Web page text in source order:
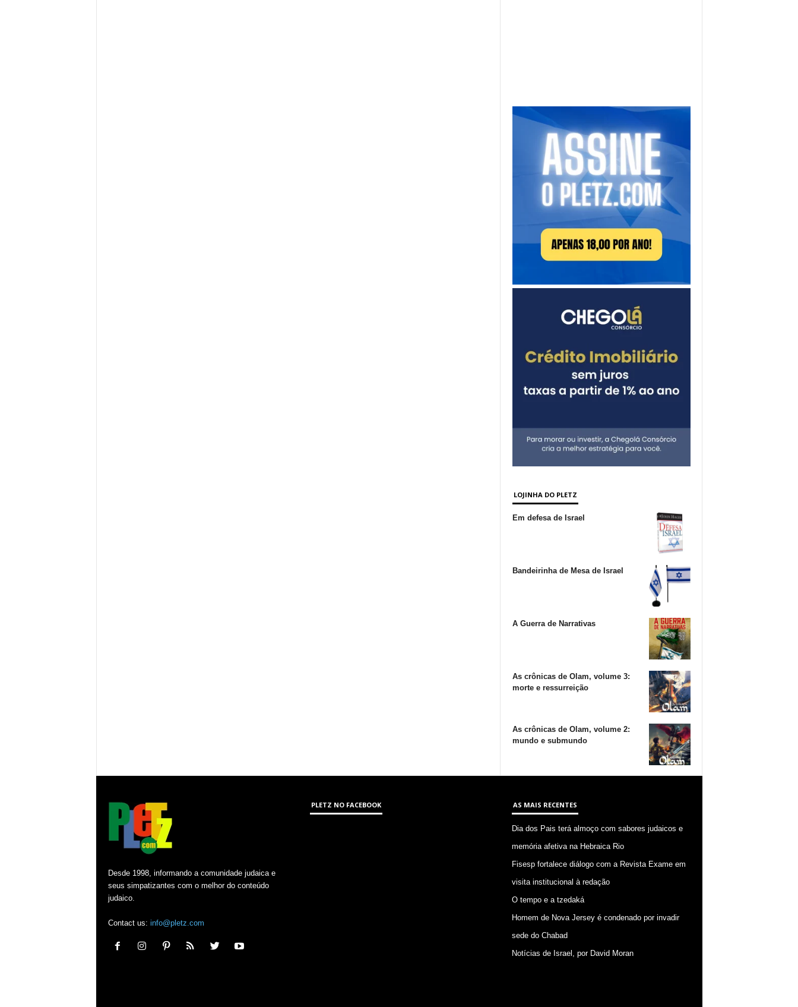
LOJINHA DO PLETZ
Em defesa de Israel
Bandeirinha de Mesa de Israel
A Guerra de Narrativas
As crônicas de Olam, volume 3:
morte e ressurreição
As crônicas de Olam, volume 2:
mundo e submundo
Desde 1998, informando a comunidade judaica e
seus simpatizantes com o melhor do conteúdo
judaico.
Contact us: info@pletz.com
PLETZ NO FACEBOOK AS MAIS RECENTES
Dia dos Pais terá almoço com sabores judaicos e
memória afetiva na Hebraica Rio
Fisesp fortalece diálogo com a Revista Exame em
visita institucional à redação
O tempo e a tzedaká
Homem de Nova Jersey é condenado por invadir
sede do Chabad
Notícias de Israel, por David Moran